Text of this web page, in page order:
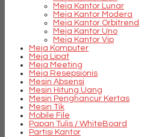
Meja Kantor Lunar
Meja Kantor Modera
Meja Kantor Orbitrend
Meja Kantor Uno
Meja Kantor Vip
Meja Komputer
Meja Lipat
Meja Meeting
Meja Resepsionis
Mesin Absensi
Mesin Hitung Uang
Mesin Penghancur Kertas
Mesin Tik
Mobile File
Papan Tulis / WhiteBoard
Partisi Kantor